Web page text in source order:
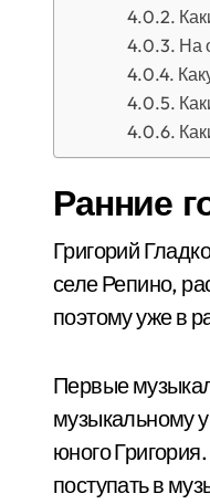
На
Ранние
Григорий
селе Репино,
поэтому уже в
Первые
музыкальному
юного
поступать в